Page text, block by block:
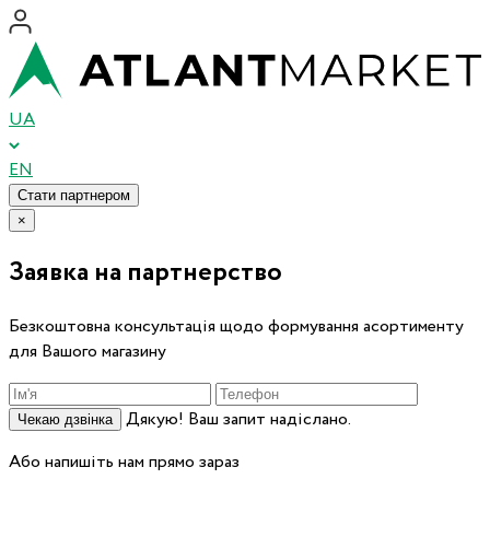
UA
EN
Стати партнером
×
Заявка на партнерство
Безкоштовна консультація щодо формування асортименту
для Вашого магазину
Чекаю дзвінка
Дякую! Ваш запит надіслано.
Або напишіть нам прямо зараз